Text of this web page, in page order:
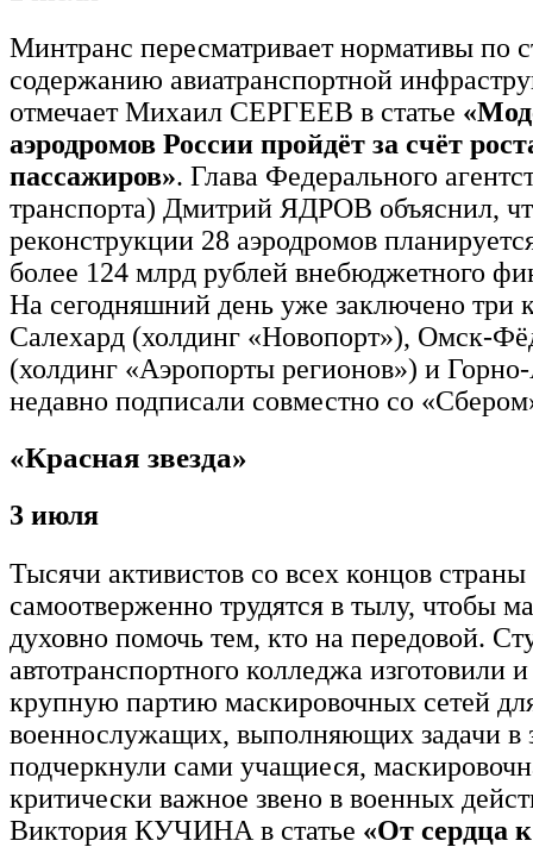
Минтранс пересматривает нормативы по
содержанию авиатранспортной
отмечает Михаил СЕРГЕЕВ в статье
аэродромов России пройдёт за счёт
пассажиров». Глава Федерального
транспорта) Дмитрий ЯДРОВ объяснил,
реконструкции 28 аэродромов
более 124 млрд рублей внебюджетного
На сегодняшний день уже заключено три
Салехард (холдинг «Новопорт»), Омск-
(холдинг «Аэропорты регионов») и
недавно подписали совместно со
«Красная звезда»
3 июля
Тысячи активистов со всех концов страны
самоотверженно трудятся в тылу, чтобы
духовно помочь тем, кто на передовой.
автотранспортного колледжа изготовили
крупную партию маскировочных сетей
военнослужащих, выполняющих задачи
подчеркнули сами учащиеся,
критически важное звено в военных
Виктория КУЧИНА в статье «От сердца